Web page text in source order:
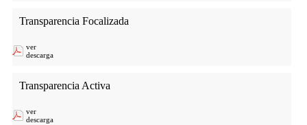
Transparencia Focalizada
ver
descarga
Transparencia Activa
ver
descarga